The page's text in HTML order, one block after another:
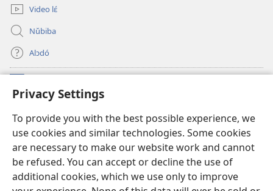
Privacy Settings
To provide you with the best possible experience, we
use cookies and similar technologies. Some cookies
are necessary to make our website work and cannot
be refused. You can accept or decline the use of
additional cookies, which we use only to improve
Video lɛ́
Nǔbiba
Alɔdó
(opens
new
WEMASƐXWETƐN ƐNTƐNƐTI JÍ TƆN Watchtower Tɔn
(opens
new
window)JW Hub
(opens
new
window)JW Library App